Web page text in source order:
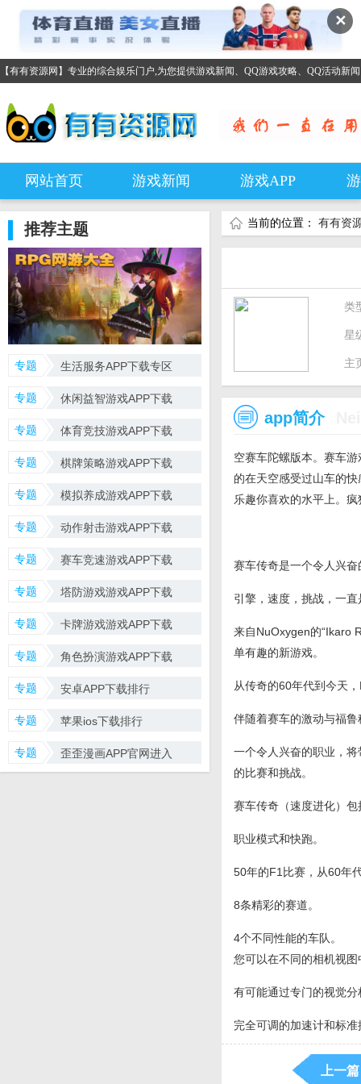
✕
【有有资源网】专业的综合娱乐门户,为您提供游戏新闻、QQ游戏攻略、QQ活动新
网站首页 游戏新闻 游戏APP
推荐主题
专题 生活服务APP下载专区
专题 休闲益智游戏APP下载
专题 体育竞技游戏APP下载
专题 棋牌策略游戏APP下载
专题 模拟养成游戏APP下载
专题 动作射击游戏APP下载
专题 赛车竞速游戏APP下载
专题 塔防游戏游戏APP下载
专题 卡牌游戏游戏APP下载
专题 角色扮演游戏APP下载
专题 安卓APP下载排行
专题 苹果ios下载排行
专题 歪歪漫画APP官网进入
当前的位置： 有有资
类
星
主
app简介
空赛车陀螺版本。赛车
的在天空感受过山车的
乐趣你喜欢的水平上。
赛车传奇是一个令人兴
引擎，速度，挑战，一
来自NuOxygen的“Ikaro
单有趣的新游戏。
从传奇的60年代到今天
伴随着赛车的激动与福
一个令人兴奋的职业，
的比赛和挑战。
赛车传奇（速度进化）
职业模式和快跑。
50年的F1比赛，从60年
8条精彩的赛道。
4个不同性能的车队。
您可以在不同的相机视
有可能通过专门的视觉
完全可调的加速计和标
上一篇